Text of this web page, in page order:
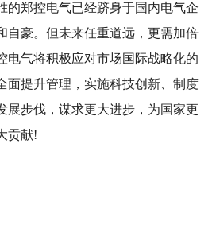
的郑控电气已经跻身于国内电气企
自豪。但未来任重道远，更需加倍
电气将积极应对市场国际战略化的
面提升管理，实施科技创新、制度
展步伐，谋求更大进步，为国家更
贡献!